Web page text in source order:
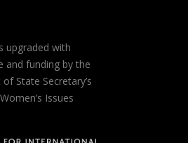
upgraded with
and funding by the
State Secretary’s
Issues